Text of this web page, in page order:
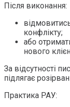
Після виконання:
конфлікту;
або
нового
За відсутності
підлягає
Практика РАУ: